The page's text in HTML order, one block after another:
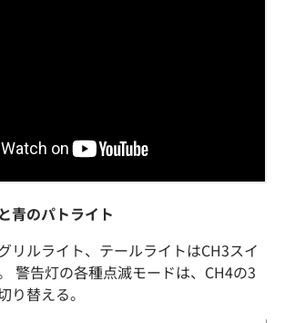
青のパトライト
リルライト、テールライトはCH3スイ
警告灯の各種点滅モードは、CH4の3
り替える。